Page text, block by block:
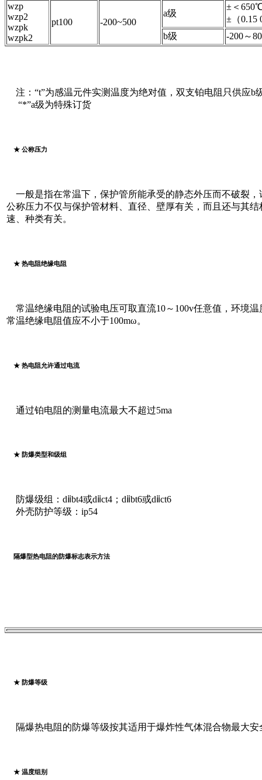
wzp
wzp2
wzpk
wzpk2
pt100 -200~500
a级
±＜
±（0.15
b级
-200～
注：“t”为感温元件实测温度为绝对值，双支铂电阻只供应b
“*”a级为特殊订货
★ 公称压力
一般是指在常温下，保护管所能承受的静态外压而不破裂
公称压力不仅与保护管材料、直径、壁厚有关，而且还与其
速、种类有关。
★ 热电阻绝缘电阻
常温绝缘电阻的试验电压可取直流10～100v任意值，环境
常温绝缘电阻值应不小于100mω。
★ 热电阻允许通过电流
通过铂电阻的测量电流最大不超过5ma
★ 防爆类型和级组
防爆级组：dⅱbt4或dⅱct4；dⅱbt6或dⅱct6
外壳防护等级：ip54
隔爆型热电阻的防爆标志表示方法
★ 防爆等级
隔爆热电阻的防爆等级按其适用于爆炸性气体混合物最大安
★ 温度组别